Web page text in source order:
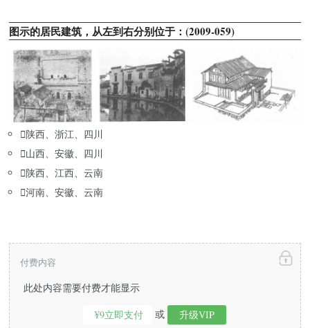
图示的居民建筑，从左到右分别位于：(2009-059)
陕西、浙江、四川
山西、安徽、四川
陕西、江西、云南
河南、安徽、云南
此处内容需要付费才能显示
¥9立即支付 或 升级VIP
付费内容